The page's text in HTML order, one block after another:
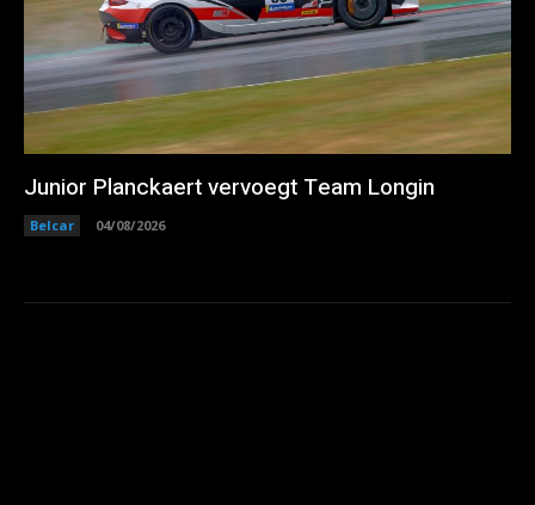
Junior Planckaert vervoegt Team Longin
Belcar 04/08/2026